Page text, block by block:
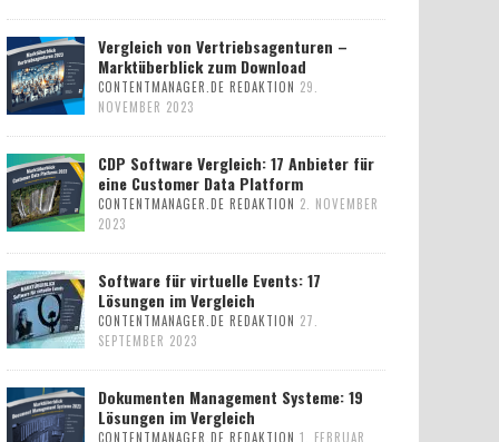
Vergleich von Vertriebsagenturen –
Marktüberblick zum Download
CONTENTMANAGER.DE REDAKTION 29.
NOVEMBER 2023
CDP Software Vergleich: 17 Anbieter für
eine Customer Data Platform
CONTENTMANAGER.DE REDAKTION 2. NOVEMBER
2023
Software für virtuelle Events: 17
Lösungen im Vergleich
CONTENTMANAGER.DE REDAKTION 27.
SEPTEMBER 2023
Dokumenten Management Systeme: 19
Lösungen im Vergleich
CONTENTMANAGER.DE REDAKTION 1. FEBRUAR